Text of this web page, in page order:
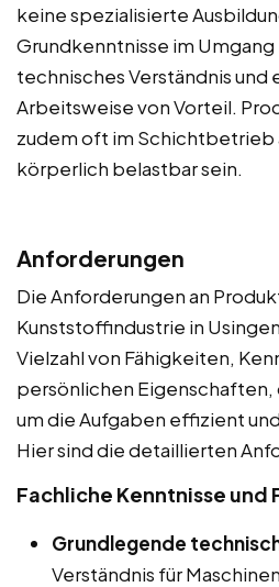
keine spezialisierte
Grundkenntnisse im Umgang
technisches Verständnis und
Arbeitsweise von Vorteil.
zudem oft im Schichtbetrieb
körperlich belastbar sein.
Anforderungen
Die Anforderungen an
Kunststoffindustrie in
Vielzahl von Fähigkeiten,
persönlichen
um die Aufgaben effizient
Hier sind die detaillierten
Fachliche Kenntnisse und
Grundlegende
Verständnis für